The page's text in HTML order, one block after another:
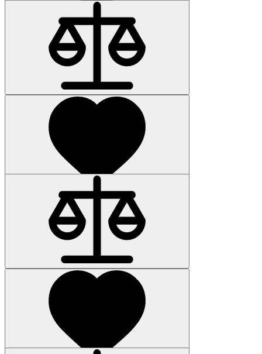
Наличие: уточняйте
Код товара: 28083-01